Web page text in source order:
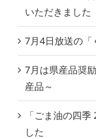
いただきました
7月4日放送の「
7月は県産品奨
産品～
「ごま油の四
した